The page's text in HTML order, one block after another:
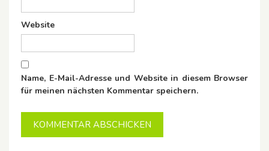
Website
Name, E-Mail-Adresse und Website in diesem Browser
für meinen nächsten Kommentar speichern.